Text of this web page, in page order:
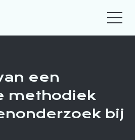
een
methodiek
bij